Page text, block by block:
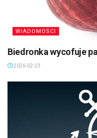
WIADOMOŚCI
Biedronka wycofuje
2026-02-23